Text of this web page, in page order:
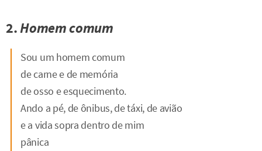
2.Homem comum
Sou um homem comum
de carne e de memória
de osso e esquecimento.
Ando a pé, de ônibus, de táxi, de avião
e a vida sopra dentro de mim
pânica